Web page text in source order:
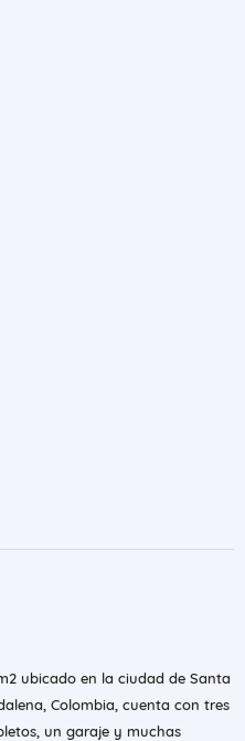
ubicado en la ciudad de Santa
Colombia, cuenta con tres
un garaje y muchas